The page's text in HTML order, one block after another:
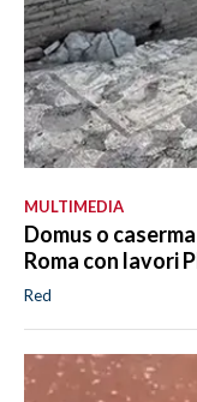
MULTIMEDIA
Domus o
Roma con lavori
Red